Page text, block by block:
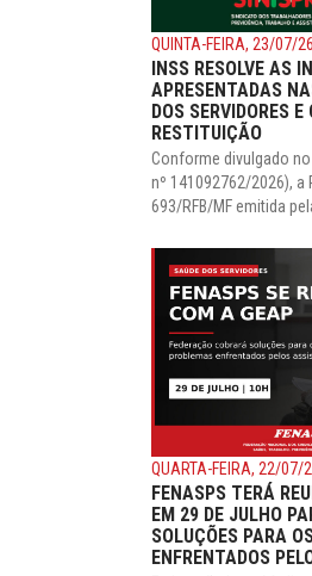
QUINTA-FEIRA, 23/07/26
INSS RESOLVE AS
APRESENTADAS
DOS SERVIDORES
RESTITUIÇÃO
Conforme divulgado
nº 141092762/2026), a
693/RFB/MF emitida
QUARTA-FEIRA, 22/07/
FENASPS TERÁ
EM 29 DE JULHO
SOLUÇÕES PARA
ENFRENTADOS